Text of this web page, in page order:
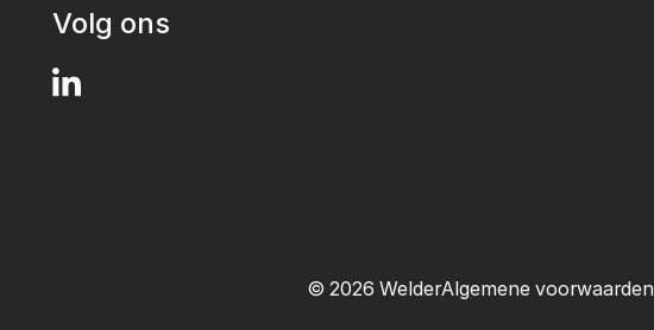
Volg ons
© 2026 WelderAlgemene voorwaarden